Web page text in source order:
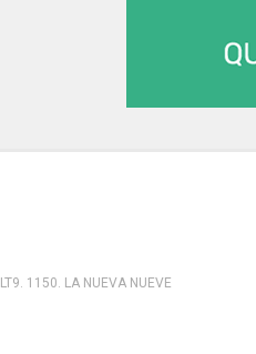
LT9. 1150. LA NUEVA NUEVE